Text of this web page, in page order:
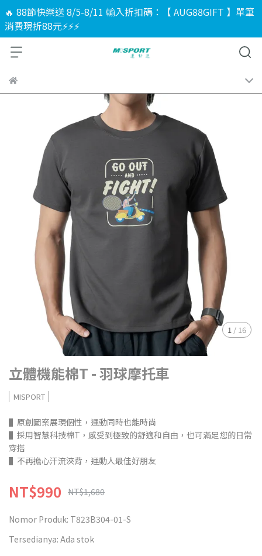
🔥 88節快樂送 8/5-8/11 輸入折扣碼：【 AUG88GIFT 】單筆
消費現折88元⚡⚡⚡
1 / 16
立體機能棉T - 羽球摩托車
MISPORT
▌原創圖案展現個性，運動同時也能時尚
▌採用智慧科技棉T，感受到極致的舒適和自由，也可滿足您的日常
穿搭
▌不再擔心汗流浹背，運動人最佳好朋友
NT$990 NT$1,680
Nomor Produk: T823B304-01-S
Tersedianya: Ada stok